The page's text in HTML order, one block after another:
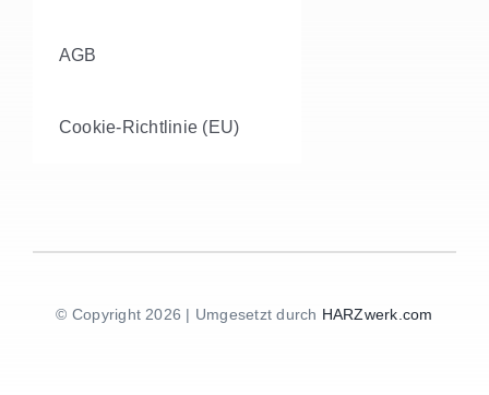
AGB
Cookie-Richtlinie (EU)
© Copyright 2026 | Umgesetzt durch HARZwerk.com